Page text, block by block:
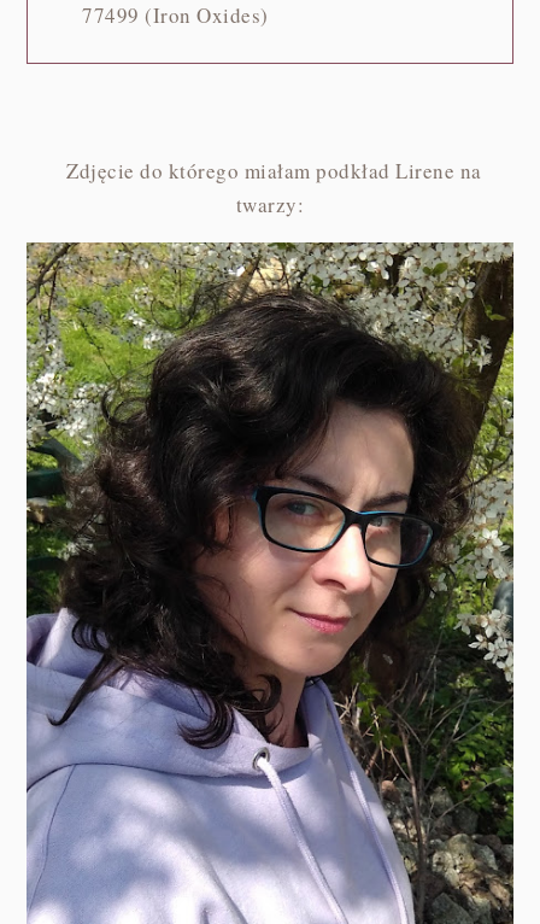
77499 (Iron Oxides)
Zdjęcie do którego miałam podkład Lirene na
twarzy: